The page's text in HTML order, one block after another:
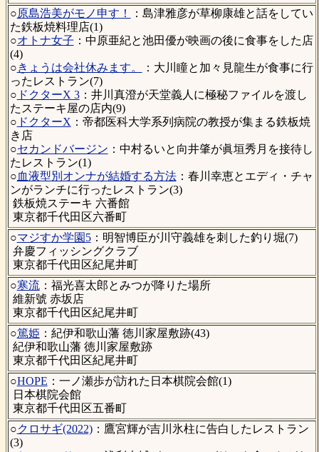
○原島浩美がモノ申す！
：島津雅彦が草柳康雄と話をしてい
た鉄板焼料理店(1)
○オトナ女子 ：中原亜紀と池田優が映画の後に食事をした店
(4)
○きょうは会社休みます。
：大川瞳と加々見龍生が食事に行
ったレストラン(7)
○ ドクターX 3：井川真澄が天堂義人に極秘ファイルを渡し
たステーキ屋の店内(9)
○ ドクターX ：帝都医科大学系列病院の教授が集まる鉄板焼
き店
○セカンドバージン ：中村るいと向井肇が眞垣秀月を接待し
たレストラン(1)
○血液型別オンナが結婚する方法：春川幸恵とエディ・チャ
ンがランチに行ったレストラン(3)
鉄板焼ステーキ 六番館
東京都千代田区六番町
○マジすか学園5：明智博臣が川守義雄を刺した釣り堀(7)
弁慶フィッシングクラブ
東京都千代田区紀尾井町
○寒流：福光喜太郎とみつが降りた場所
維新號 赤坂店
東京都千代田区紀尾井町
○篤姫 ：紀伊和歌山藩 徳川家屋敷跡(43)
紀伊和歌山藩 徳川家屋敷跡
東京都千代田区紀尾井町
○HOPE ：一ノ瀬歩が訪れた日本棋院会館(1)
日本棋院会館
東京都千代田区五番町
○クロサギ(2022)：鷹宮輝が吉川氷柱に告白したレストラン
(3)